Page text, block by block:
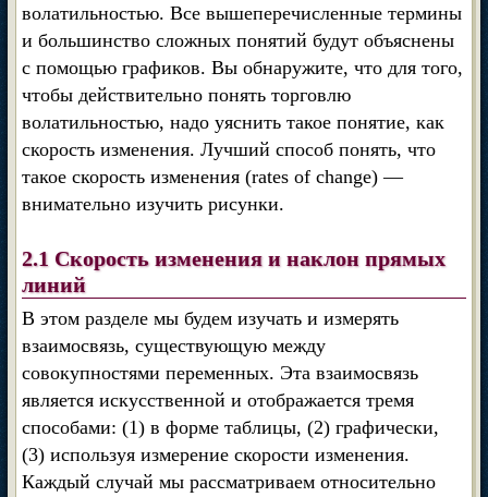
волатильностью. Все вышеперечисленные термины
и большинство сложных понятий будут объяснены
с помощью графиков. Вы обнаружите, что для того,
чтобы действительно понять торговлю
волатильностью, надо уяснить такое понятие, как
скорость изменения. Лучший способ понять, что
такое скорость изменения (rates of change) —
внимательно изучить рисунки.
2.1 Скорость изменения и наклон прямых
линий
В этом разделе мы будем изучать и измерять
взаимосвязь, существующую между
совокупностями переменных. Эта взаимосвязь
является искусственной и отображается тремя
способами: (1) в форме таблицы, (2) графически,
(3) используя измерение скорости изменения.
Каждый случай мы рассматриваем относительно